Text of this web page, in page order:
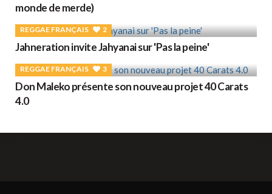
monde de merde)
REGGAE FRANÇAIS 2
Jahneration invite Jahyanai sur 'Pas la peine'
REGGAE FRANÇAIS 3
Don Maleko présente son nouveau projet 40 Carats
4.0